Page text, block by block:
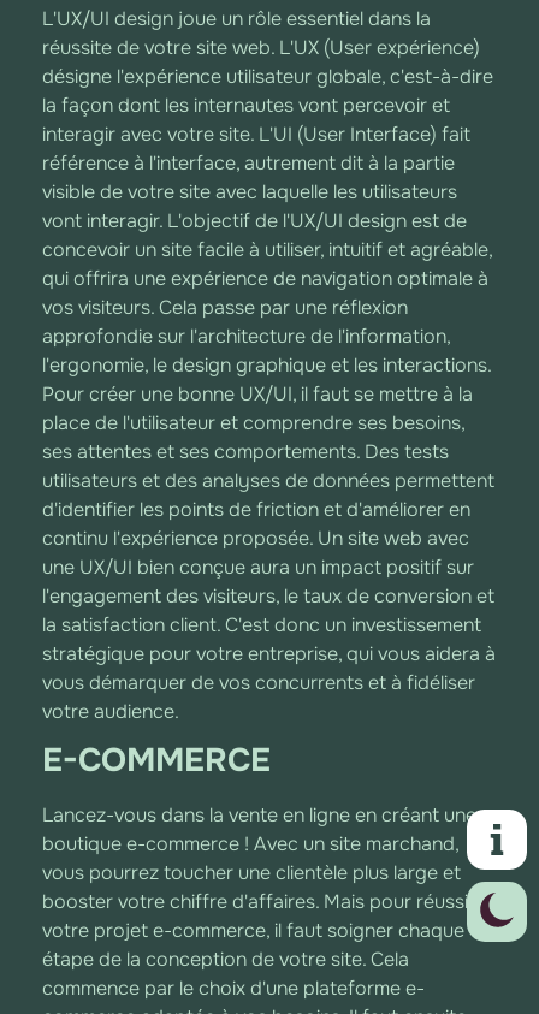
L'UX/UI design joue un rôle essentiel dans la
réussite de votre site web. L'UX (User expérience)
désigne l'expérience utilisateur globale, c'est-à-dire
la façon dont les internautes vont percevoir et
interagir avec votre site. L'UI (User Interface) fait
référence à l'interface, autrement dit à la partie
visible de votre site avec laquelle les utilisateurs
vont interagir. L'objectif de l'UX/UI design est de
concevoir un site facile à utiliser, intuitif et agréable,
qui offrira une expérience de navigation optimale à
vos visiteurs. Cela passe par une réflexion
approfondie sur l'architecture de l'information,
l'ergonomie, le design graphique et les interactions.
Pour créer une bonne UX/UI, il faut se mettre à la
place de l'utilisateur et comprendre ses besoins,
ses attentes et ses comportements. Des tests
utilisateurs et des analyses de données permettent
d'identifier les points de friction et d'améliorer en
continu l'expérience proposée. Un site web avec
une UX/UI bien conçue aura un impact positif sur
l'engagement des visiteurs, le taux de conversion et
la satisfaction client. C'est donc un investissement
stratégique pour votre entreprise, qui vous aidera à
vous démarquer de vos concurrents et à fidéliser
votre audience.
E-COMMERCE
Lancez-vous dans la vente en ligne en créant une
boutique e-commerce ! Avec un site marchand,
vous pourrez toucher une clientèle plus large et
booster votre chiffre d'affaires. Mais pour réussir
votre projet e-commerce, il faut soigner chaque
étape de la conception de votre site. Cela
commence par le choix d'une plateforme e-